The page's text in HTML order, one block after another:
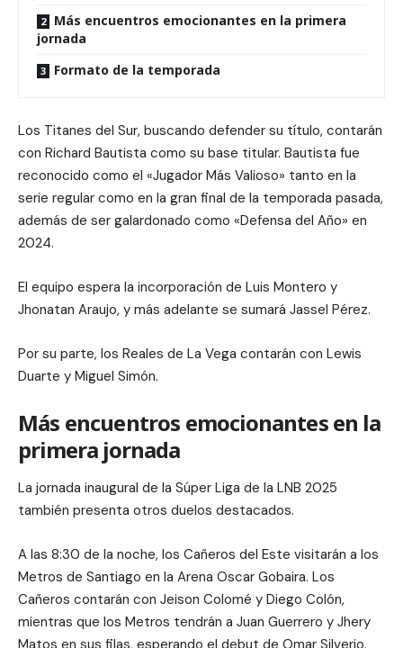
Más encuentros emocionantes en la primera
jornada
Formato de la temporada
Los Titanes del Sur, buscando defender su título, contarán
con Richard Bautista como su base titular. Bautista fue
reconocido como el «Jugador Más Valioso» tanto en la
serie regular como en la gran final de la temporada pasada,
además de ser galardonado como «Defensa del Año» en
2024.
El equipo espera la incorporación de Luis Montero y
Jhonatan Araujo, y más adelante se sumará Jassel Pérez.
Por su parte, los Reales de La Vega contarán con Lewis
Duarte y Miguel Simón.
Más encuentros emocionantes en la
primera jornada
La jornada inaugural de la Súper Liga de la LNB 2025
también presenta otros duelos destacados.
A las 8:30 de la noche, los Cañeros del Este visitarán a los
Metros de Santiago en la Arena Oscar Gobaira. Los
Cañeros contarán con Jeison Colomé y Diego Colón,
mientras que los Metros tendrán a Juan Guerrero y Jhery
Matos en sus filas, esperando el debut de Omar Silverio.